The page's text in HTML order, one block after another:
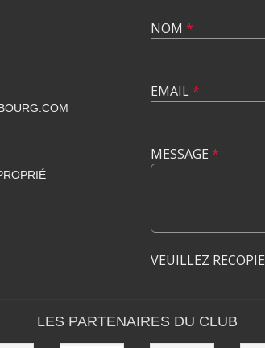
NOM *
EMAIL*
MESSAGE *
VEUILLEZ
LES PARTENAIRES DU CLUB